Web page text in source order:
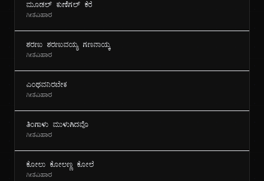
ಮೂಡಲ್ ಕುಣಿಗಲ್ ಕೆರೆ
ಗೀತವಿಹಾರ
ಶರಣು ಶರಣುವಯ್ಯ ಗಣನಾಯ್ಕ
ಗೀತವಿಹಾರ
ಎಂಥವನಿರಬೇಕ
ಗೀತವಿಹಾರ
ತಿಂಗಾಳು ಮುಳುಗಿದವೊ
ಗೀತವಿಹಾರ
ಕೋಲು ಕೋಲಣ್ಣ ಕೋಲೆ
ಗೀತವಿಹಾರ